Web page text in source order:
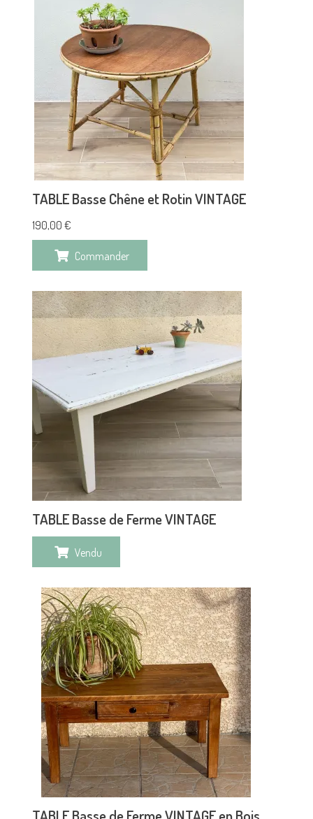
TABLE Basse Chêne et Rotin VINTAGE
190,00 €
Commander
TABLE Basse de Ferme VINTAGE
Vendu
TABLE Basse de Ferme VINTAGE en Bois